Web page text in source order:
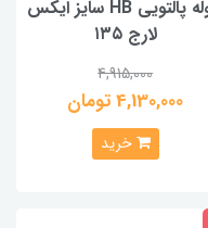
حوله پالتویی HB سایز ایکس
لارج ۱۳۵
4,915,000
4,130,000 تومان
خرید